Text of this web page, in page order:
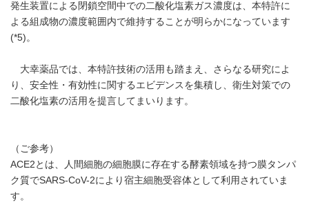
発生装置による閉鎖空間中での二酸化塩素ガス濃度は、本特許に
よる組成物の濃度範囲内で維持することが明らかになっています
(*5)。
大幸薬品では、本特許技術の活用も踏まえ、さらなる研究によ
り、安全性・有効性に関するエビデンスを集積し、衛生対策での
二酸化塩素の活用を提言してまいります。
（ご参考）
ACE2とは、人間細胞の細胞膜に存在する酵素領域を持つ膜タンパ
ク質でSARS-CoV-2により宿主細胞受容体として利用されていま
す。